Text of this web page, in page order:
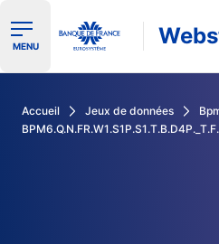
Ouvrir le menu de
MENU
Accueil Jeux de données